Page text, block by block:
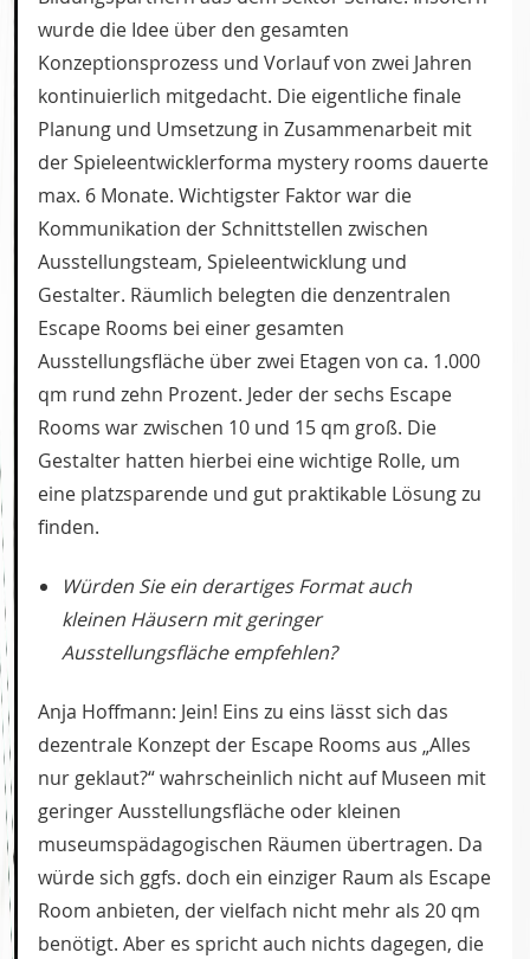
wurde die Idee über den gesamten
Konzeptionsprozess und Vorlauf von zwei Jahren
kontinuierlich mitgedacht. Die eigentliche finale
Planung und Umsetzung in Zusammenarbeit mit
der Spieleentwicklerforma mystery rooms dauerte
max. 6 Monate. Wichtigster Faktor war die
Kommunikation der Schnittstellen zwischen
Ausstellungsteam, Spieleentwicklung und
Gestalter. Räumlich belegten die denzentralen
Escape Rooms bei einer gesamten
Ausstellungsfläche über zwei Etagen von ca. 1.000
qm rund zehn Prozent. Jeder der sechs Escape
Rooms war zwischen 10 und 15 qm groß. Die
Gestalter hatten hierbei eine wichtige Rolle, um
eine platzsparende und gut praktikable Lösung zu
finden.
Würden Sie ein derartiges Format auch
kleinen Häusern mit geringer
Ausstellungsfläche empfehlen?
Anja Hoffmann: Jein! Eins zu eins lässt sich das
dezentrale Konzept der Escape Rooms aus „Alles
nur geklaut?“ wahrscheinlich nicht auf Museen mit
geringer Ausstellungsfläche oder kleinen
museumspädagogischen Räumen übertragen. Da
würde sich ggfs. doch ein einziger Raum als Escape
Room anbieten, der vielfach nicht mehr als 20 qm
benötigt. Aber es spricht auch nichts dagegen, die